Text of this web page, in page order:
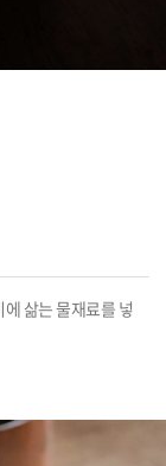
삶는 물재료를 넣